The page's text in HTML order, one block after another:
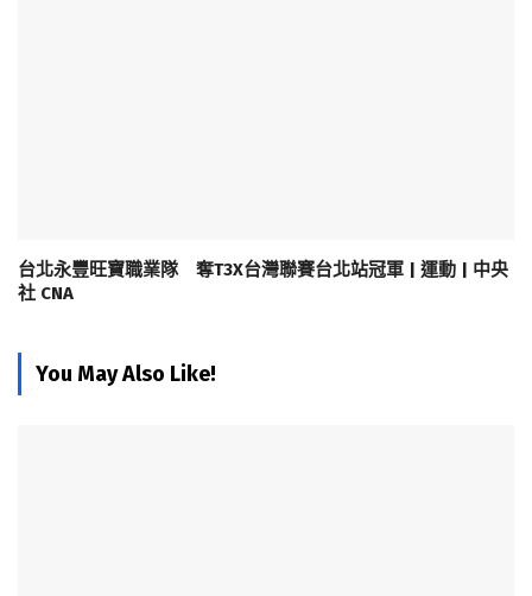
台北永豐旺寶職業隊 奪T3X台灣聯賽台北站冠軍 | 運動 | 中央
社 CNA
You May Also Like!